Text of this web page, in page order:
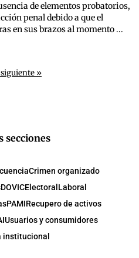
de elementos probatorios,
penal debido a que el
en sus brazos al momento ...
»
secciones
Crimen organizado
DOVICElectoral Laboral
PAMIRecupero de activos
Usuarios y consumidores
institucional